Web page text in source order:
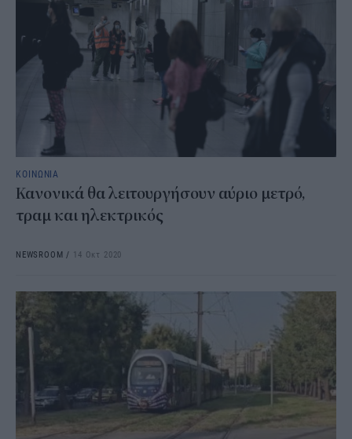
ΚΟΙΝΩΝΙΑ
Κανονικά θα λειτουργήσουν αύριο μετρό,
τραμ και ηλεκτρικός
NEWSROOM / 14 Οκτ 2020